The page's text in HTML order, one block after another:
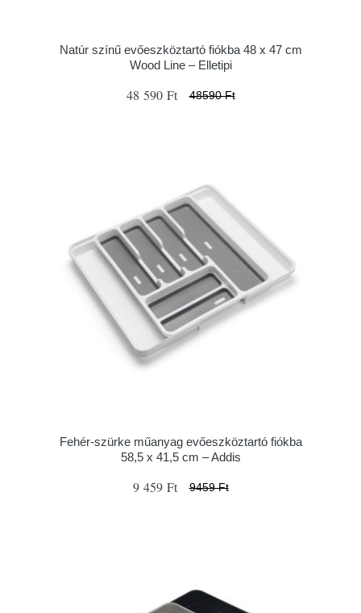
Natúr színű evőeszköztartó fiókba 48 x 47 cm
Wood Line – Elletipi
48 590 Ft 48590 Ft
Fehér-szürke műanyag evőeszköztartó fiókba
58,5 x 41,5 cm – Addis
9 459 Ft 9459 Ft